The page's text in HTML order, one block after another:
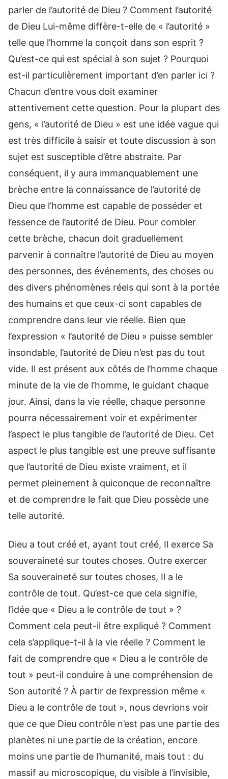
parler de l’autorité de Dieu ? Comment l’autorité
de Dieu Lui-même diffère-t-elle de « l’autorité »
telle que l’homme la conçoit dans son esprit ?
Qu’est-ce qui est spécial à son sujet ? Pourquoi
est-il particulièrement important d’en parler ici ?
Chacun d’entre vous doit examiner
attentivement cette question. Pour la plupart des
gens, « l’autorité de Dieu » est une idée vague qui
est très difficile à saisir et toute discussion à son
sujet est susceptible d’être abstraite. Par
conséquent, il y aura immanquablement une
brèche entre la connaissance de l’autorité de
Dieu que l’homme est capable de posséder et
l’essence de l’autorité de Dieu. Pour combler
cette brèche, chacun doit graduellement
parvenir à connaître l’autorité de Dieu au moyen
des personnes, des événements, des choses ou
des divers phénomènes réels qui sont à la portée
des humains et que ceux-ci sont capables de
comprendre dans leur vie réelle. Bien que
l’expression « l’autorité de Dieu » puisse sembler
insondable, l’autorité de Dieu n’est pas du tout
vide. Il est présent aux côtés de l’homme chaque
minute de la vie de l’homme, le guidant chaque
jour. Ainsi, dans la vie réelle, chaque personne
pourra nécessairement voir et expérimenter
l’aspect le plus tangible de l’autorité de Dieu. Cet
aspect le plus tangible est une preuve suffisante
que l’autorité de Dieu existe vraiment, et il
permet pleinement à quiconque de reconnaître
et de comprendre le fait que Dieu possède une
telle autorité.
Dieu a tout créé et, ayant tout créé, Il exerce Sa
souveraineté sur toutes choses. Outre exercer
Sa souveraineté sur toutes choses, Il a le
contrôle de tout. Qu’est-ce que cela signifie,
l’idée que « Dieu a le contrôle de tout » ?
Comment cela peut-il être expliqué ? Comment
cela s’applique-t-il à la vie réelle ? Comment le
fait de comprendre que « Dieu a le contrôle de
tout » peut-il conduire à une compréhension de
Son autorité ? À partir de l’expression même «
Dieu a le contrôle de tout », nous devrions voir
que ce que Dieu contrôle n’est pas une partie des
planètes ni une partie de la création, encore
moins une partie de l’humanité, mais tout : du
massif au microscopique, du visible à l’invisible,